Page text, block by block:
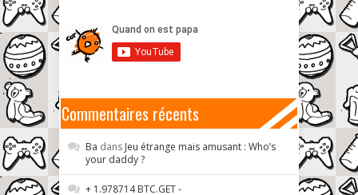
Commentaires récents
Ba dans Jeu étrange mais amusant : Who’s
your daddy ?
+ 1.978714 BTC.GET -